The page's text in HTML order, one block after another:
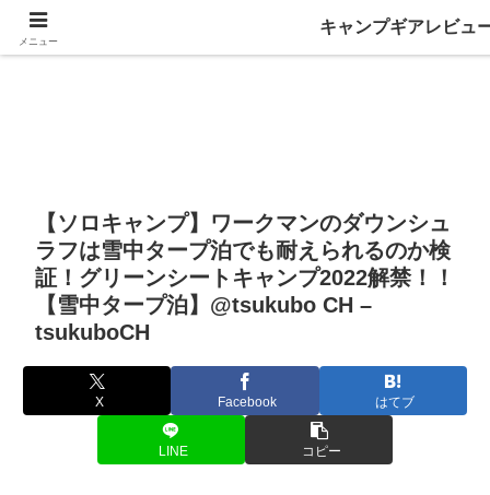
【ソロキャンプ】ワークマンのダウンシュ
ラフは雪中タープ泊でも耐えられるのか検
証！グリーンシートキャンプ2022解禁！！
【雪中タープ泊】@tsukubo CH –
tsukuboCH
X Facebook はてブ
LINE コピー
メニュー
キャンプギアレビュ